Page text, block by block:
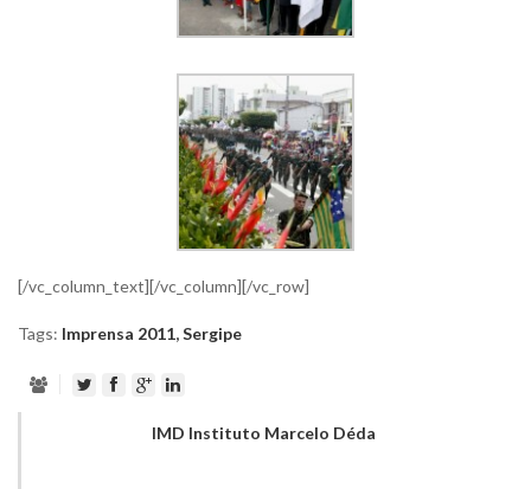
[/vc_column_text][/vc_column][/vc_row]
Tags: Imprensa 2011,Sergipe
IMD Instituto Marcelo Déda